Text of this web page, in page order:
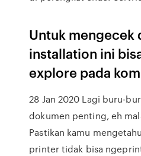
Untuk mengecek
installation ini
explore pada
28 Jan 2020 Lagi buru-
dokumen penting, eh
Pastikan kamu
printer tidak bisa